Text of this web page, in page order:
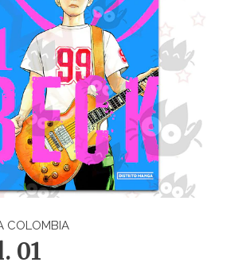
COLOMBIA
01